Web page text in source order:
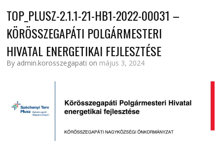
TOP_PLUSZ-2.1.1-21-HB1-2022-00031 –
KÖRÖSSZEGAPÁTI POLGÁRMESTERI
HIVATAL ENERGETIKAI FEJLESZTÉSE
By admin.korosszegapati on május 3, 2024